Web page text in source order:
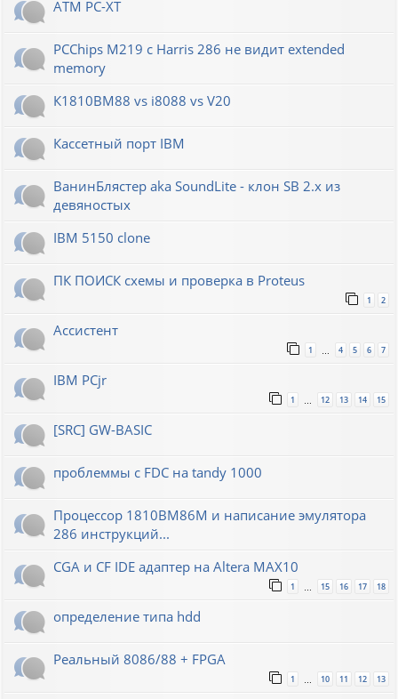
ATM PC-XT
PCChips M219 с Harris 286 не видит extended
memory
К1810ВМ88 vs i8088 vs V20
Кассетный порт IBM
ВанинБлястер aka SoundLite - клон SB 2.x из
девяностых
IBM 5150 clone
ПК ПОИСК схемы и проверка в Proteus
1 2
Ассистент
1 … 4 5 6 7
IBM PCjr
1 … 12 13 14 15
[SRC] GW-BASIC
проблеммы с FDC на tandy 1000
Процессор 1810ВМ86М и написание эмулятора
286 инструкций...
CGA и CF IDE адаптер на Altera MAX10
1 … 15 16 17 18
определение типа hdd
Реальный 8086/88 + FPGA
1 … 10 11 12 13